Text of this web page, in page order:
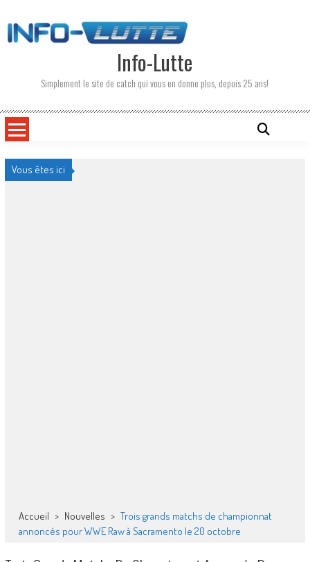
to
content
Info-Lutte
Simplement le site de catch qui vous en donne plus, depuis 25 ans!
Vous êtes ici
Accueil > Nouvelles > Trois grands matchs de championnat
annoncés pour WWE Raw à Sacramento le 20 octobre